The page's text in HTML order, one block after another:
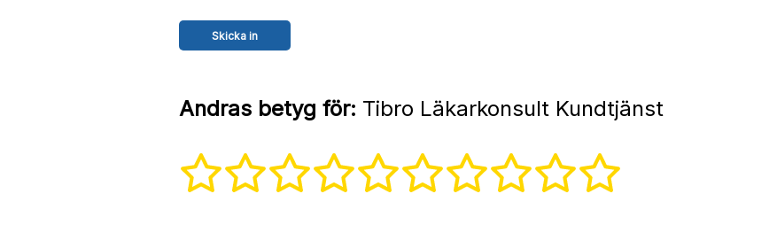
Andras betyg för: Tibro Läkarkonsult Kundtjänst